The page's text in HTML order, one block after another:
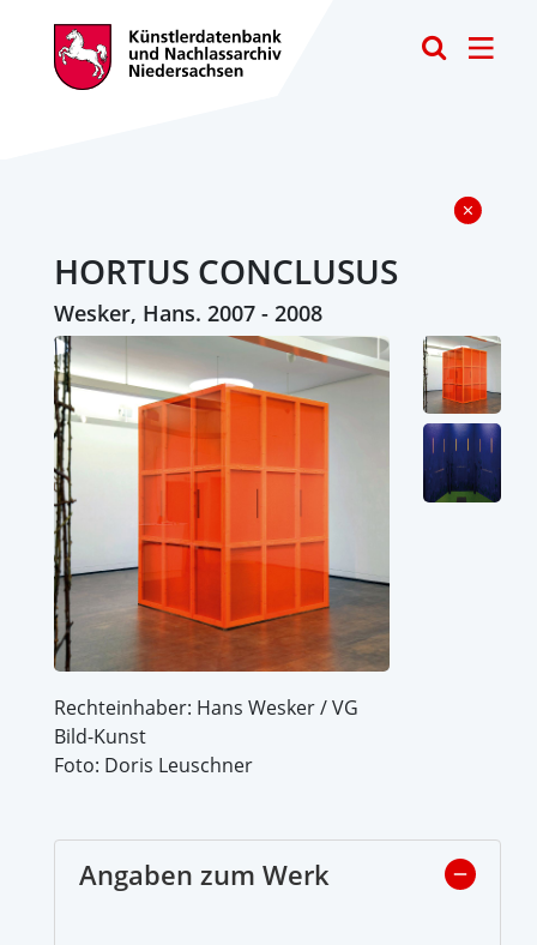
HORTUS CONCLUSUS
Wesker, Hans. 2007 - 2008
Rechteinhaber: Hans Wesker / VG
Bild-Kunst
Foto: Doris Leuschner
Angaben zum Werk